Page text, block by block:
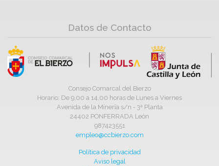
Datos de Contacto
Consejo Comarcal del Bierzo
Horario: De 9,00 a 14,00 horas de Lunes a Viernes
Avenida de la Minería s/n - 3ª Planta
24402 PONFERRADA León
987423551
empleo@ccbierzo.com
Política de privacidad
Aviso legal